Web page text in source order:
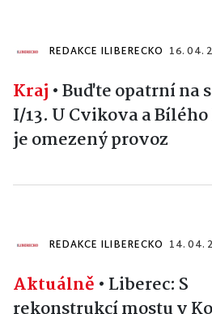
REDAKCE ILIBERECKO 16. 04.
Kraj •Buďte opatrní na
I/13. U Cvikova a
je omezený provoz
REDAKCE ILIBERECKO 14. 04.
Aktuálně • Liberec: S